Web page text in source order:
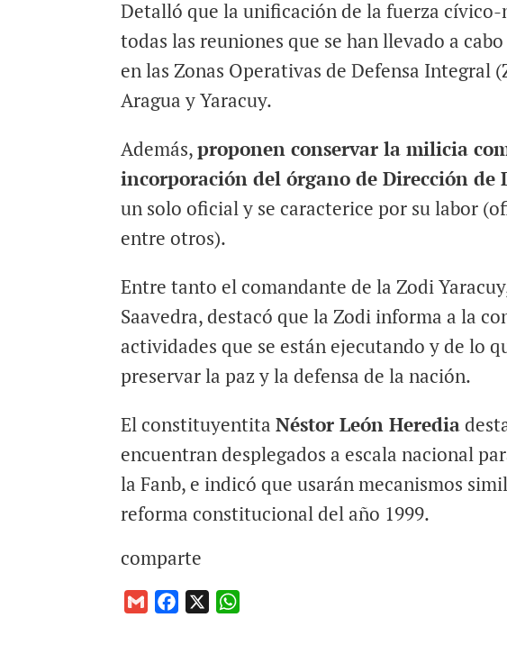
Detalló que la unificación de la fuerza
todas las reuniones que se han llevado a
en las Zonas Operativas de Defensa Integral
Aragua y Yaracuy.
Además,proponen conservar la milicia
incorporación del órgano de Dirección de
un solo oficial y se caracterice por su labor
entre otros).
Entre tanto el comandante de la Zodi
Saavedra, destacó que la Zodi informa a la
actividades que se están ejecutando y de lo
preservar la paz y la defensa de la nación.
El constituyentitaNéstor León Heredia
encuentran desplegados a escala nacional
la Fanb, e indicó que usarán mecanismos
reforma constitucional del año 1999.
comparte
G